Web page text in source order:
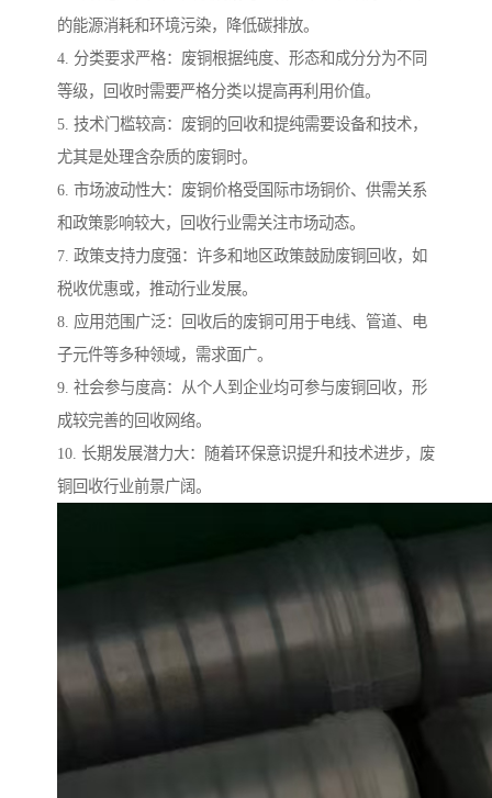
的能源消耗和环境污染，降低碳排放。
4. 分类要求严格：废铜根据纯度、形态和成分分为不同
等级，回收时需要严格分类以提高再利用价值。
5. 技术门槛较高：废铜的回收和提纯需要设备和技术，
尤其是处理含杂质的废铜时。
6. 市场波动性大：废铜价格受国际市场铜价、供需关系
和政策影响较大，回收行业需关注市场动态。
7. 政策支持力度强：许多和地区政策鼓励废铜回收，如
税收优惠或，推动行业发展。
8. 应用范围广泛：回收后的废铜可用于电线、管道、电
子元件等多种领域，需求面广。
9. 社会参与度高：从个人到企业均可参与废铜回收，形
成较完善的回收网络。
10. 长期发展潜力大：随着环保意识提升和技术进步，废
铜回收行业前景广阔。